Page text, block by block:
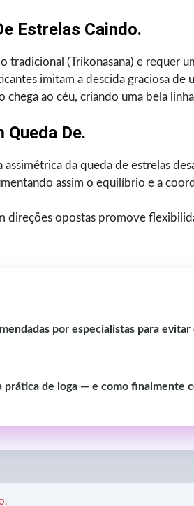
Estrelas Caindo.
tradicional (Trikonasana) e requer
imitam a descida graciosa de
ao céu, criando uma bela
Queda De.
assimétrica da queda de estrelas
assim o equilíbrio e a
direções opostas promove
por especialistas para
prática de ioga — e como finalmente